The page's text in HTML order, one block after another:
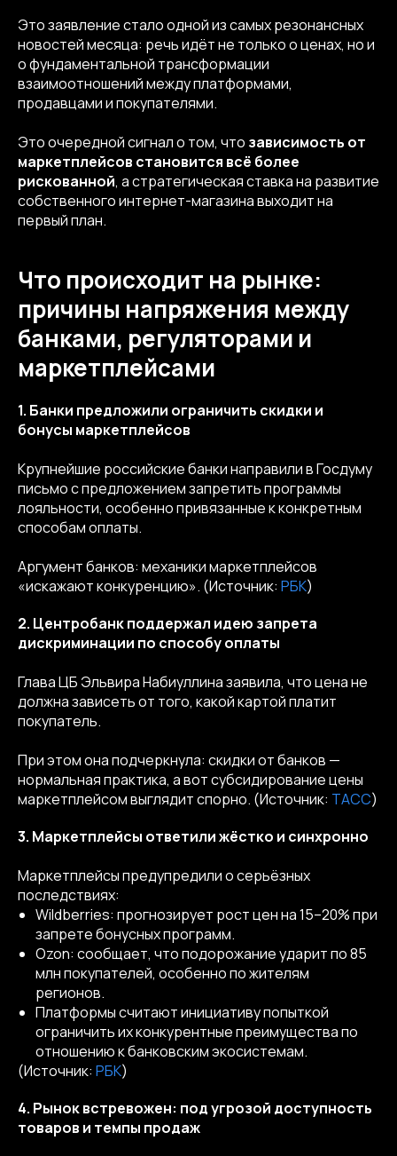
Это заявление стало одной из самых резонансных
новостей месяца: речь идёт не только о ценах, но и
о фундаментальной трансформации
взаимоотношений между платформами,
продавцами и покупателями.
Это очередной сигнал о том, что зависимость от
маркетплейсов становится всё более
рискованной, а стратегическая ставка на развитие
собственного интернет-магазина выходит на
первый план.
Что происходит на рынке:
причины напряжения между
банками, регуляторами и
маркетплейсами
1. Банки предложили ограничить скидки и
бонусы маркетплейсов
Крупнейшие российские банки направили в Госдуму
письмо с предложением запретить программы
лояльности, особенно привязанные к конкретным
способам оплаты.
Аргумент банков: механики маркетплейсов
«искажают конкуренцию». (Источник: РБК)
2. Центробанк поддержал идею запрета
дискриминации по способу оплаты
Глава ЦБ Эльвира Набиуллина заявила, что цена не
должна зависеть от того, какой картой платит
покупатель.
При этом она подчеркнула: скидки от банков —
нормальная практика, а вот субсидирование цены
маркетплейсом выглядит спорно. (Источник: ТАСС)
3. Маркетплейсы ответили жёстко и синхронно
Маркетплейсы предупредили о серьёзных
последствиях:
Wildberries: прогнозирует рост цен на 15–20% при
запрете бонусных программ.
Ozon: сообщает, что подорожание ударит по 85
млн покупателей, особенно по жителям
регионов.
Платформы считают инициативу попыткой
ограничить их конкурентные преимущества по
отношению к банковским экосистемам.
(Источник: РБК)
4. Рынок встревожен: под угрозой доступность
товаров и темпы продаж